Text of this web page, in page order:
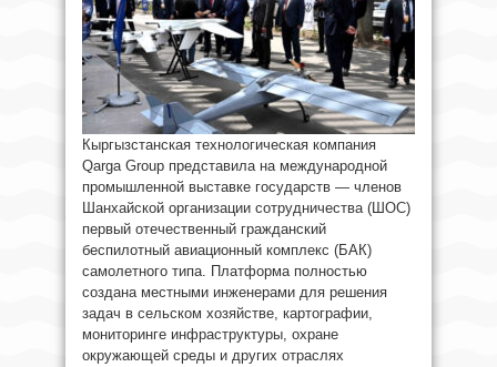
Кыргызстанская технологическая компания
Qarga Group представила на международной
промышленной выставке государств — членов
Шанхайской организации сотрудничества (ШОС)
первый отечественный гражданский
беспилотный авиационный комплекс (БАК)
самолетного типа. Платформа полностью
создана местными инженерами для решения
задач в сельском хозяйстве, картографии,
мониторинге инфраструктуры, охране
окружающей среды и других отраслях